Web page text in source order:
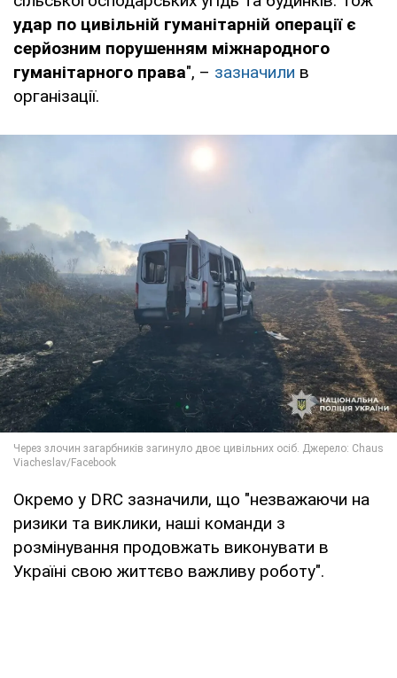
удар по цивільній гуманітарній операції є
серйозним порушенням міжнародного
гуманітарного права", – зазначили в
організації.
Окремо у DRC зазначили, що "незважаючи на
ризики та виклики, наші команди з
розмінування продовжать виконувати в
Україні свою життєво важливу роботу".